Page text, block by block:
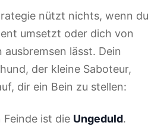
nützt nichts, wenn du
umsetzt oder dich von
lässt. Dein
der kleine Saboteur,
dir ein Bein zu stellen:
ist die Ungeduld.